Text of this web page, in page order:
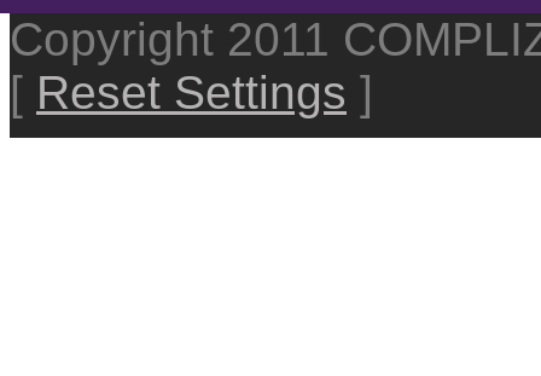
Copyright 2011
[ Reset Settings ]